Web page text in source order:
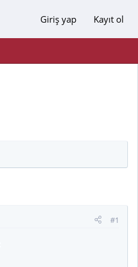
Giriş yap Kayıt ol
#1